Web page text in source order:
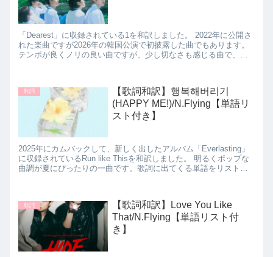
「Dearest」に収録されている1を和訳しました。 2022年に公開さ
れた楽曲ですが2026年の韓国公演で初披露した曲でもあります。
テンポが良くノリの良い曲ですが、少し切なさも感じる曲で、そ
ましたので、学習に役立てていただけると幸いです。
歌詞
【歌詞和訳】행복해버리기
(HAPPY ME!)/N.Flying【単語リ
スト付き】
2025年にカムバックして、新しく出したアルバム「Everlasting」
に収録されているRun like Thisを和訳しました。 明るくポップな
曲調が夏にぴったりの一曲です。歌詞に出てくる単語をリストに
歌詞
【歌詞和訳】Love You Like
That/N.Flying【単語リスト付
き】